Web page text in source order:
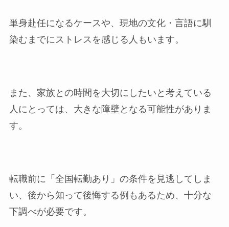
単身赴任になるケースや、現地の文化・言語に馴
染むまでにストレスを感じる人もいます。
また、家族との時間を大切にしたいと考えている
人にとっては、大きな障壁となる可能性がありま
す。
転職前に「全国転勤あり」の条件を見逃してしま
い、後から知って後悔する例もあるため、十分な
下調べが必要です。